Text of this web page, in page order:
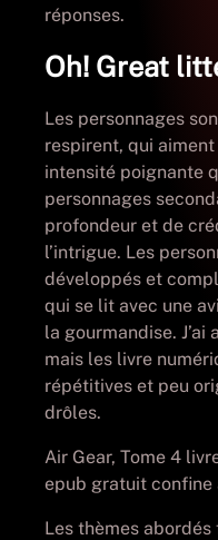
réponses.
Oh! Great
Les personnages
respirent, qui
intensité poignante
personnages
profondeur et de
l’intrigue. Les
développés et
qui se lit avec une
la gourmandise. J’ai
mais les livre
répétitives et peu
drôles.
Air Gear, Tome 4
epub gratuit confine
Les thèmes